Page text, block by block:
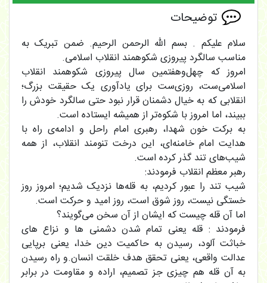
توضیحات
سلام علیکم . بسم الله الرحمن الرحیم. ضمن تبریک به
مناسب سالگرد پیروزی شکوهمند انقلاب اسلامی.
امروز که چهل‌وهفتمین سال پیروزی شکوهمند انقلاب
اسلامی‌ست، روزی‌ست برای یادآوری یک حقیقت بزرگ؛
انقلابی که به خیال دشمنان قرار نبود حتی سالگرد خودش را
ببیند، اما امروز با شکوه‌تر از همیشه ایستاده است.
به برکت خون شهدا، رهبری امام راحل و ادامه‌ی راه با
هدایت امام خامنه‌ای، این درخت تنومند انقلاب، از همه
شیب‌های تند گذر کرده است.
رهبر معظم انقلاب فرمودند:
شیب تند را عبور کردیم، به قله‌ها نزدیک شدیم؛ امروز روز
خستگی نیست، روز شوق است، روز امید و حرکت است.
اما آن قله چیست که ایشان از آن سخن می‌گویند؟
فرمودند : قله یعنی تمام شدن دشمنی ها و نزاع های
خباثت آلود، رسیدن به حاکمیت دین خدا، یعنی برپایی
عدالت واقعی، یعنی تحقق هدف خلقت انسان.و راه رسیدن
به آن قله هم چیزی جز تصمیم، اراده و مقاومت در برابر